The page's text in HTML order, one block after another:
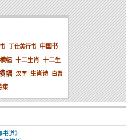
丁仕美行书
中国书
幅 十二生肖 十二生
幅 汉字 生肖诗 白晋
集
道》